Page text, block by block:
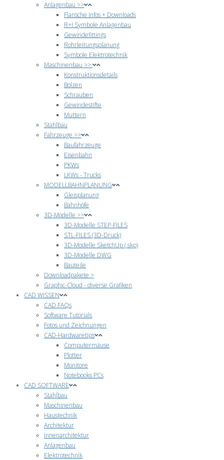
Anlagenbau >>
Flansche Infos + Downloads
R+I Symbole Anlagenbau
Gewindefittings
Rohrleitungsplanung
Symbole Elektrotechnik
Maschinenbau >>
Konstruktionsdetails
Bolzen
Schrauben
Gewindestifte
Muttern
Stahlbau
Fahrzeuge >>
Baufahrzeuge
Eisenbahn
PKWs
LKWs - Trucks
MODELLBAHNPLANUNG
Gleisplanung
Bahnhöfe
3D-Modelle >>
3D-Modelle STEP-FILES
STL-FILES (3D-Druck)
3D-Modelle SketchUp (.skp)
3D-Modelle DWG
Bauteile
Downloadpakete >
Graphic-Cloud - diverse Grafiken
CAD WISSEN
CAD FAQs
Software Tutorials
Fotos und Zeichnungen
CAD-Hardwaretips
Computermäuse
Plotter
Monitore
Notebooks PCs
CAD SOFTWARE
Stahlbau
Maschinenbau
Haustechnik
Architektur
Innenarchitektur
Anlagenbau
Elektrotechnik